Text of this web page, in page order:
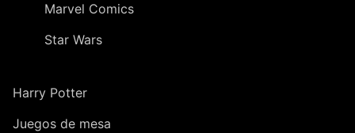
Marvel Comics
Star Wars
Harry Potter
Juegos de mesa